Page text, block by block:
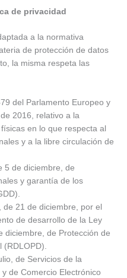
de privacidad
a la normativa
de protección de datos
la misma respeta las
del Parlamento Europeo y
2016, relativo a la
en lo que respecta al
y a la libre circulación de
5 de diciembre, de
y garantía de los
21 de diciembre, por el
de desarrollo de la Ley
diciembre, de Protección de
(RDLOPD).
de Servicios de la
de Comercio Electrónico